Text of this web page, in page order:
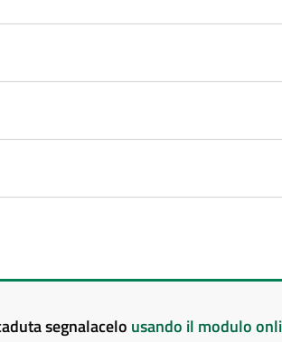
segnalacelo usando il modulo